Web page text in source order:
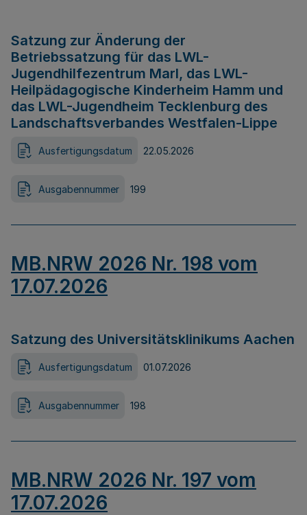
Satzung zur Änderung der
Betriebssatzung für das LWL-
Jugendhilfezentrum Marl, das LWL-
Heilpädagogische Kinderheim Hamm und
das LWL-Jugendheim Tecklenburg des
Landschaftsverbandes Westfalen-Lippe
Ausfertigungsdatum 22.05.2026
Ausgabennummer 199
MB.NRW 2026 Nr. 198 vom
17.07.2026
Satzung des Universitätsklinikums Aachen
Ausfertigungsdatum 01.07.2026
Ausgabennummer 198
MB.NRW 2026 Nr. 197 vom
17.07.2026